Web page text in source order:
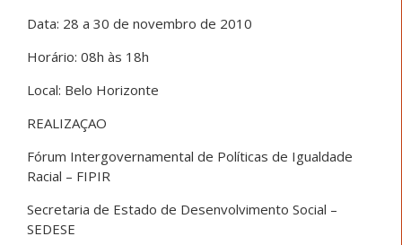
Data: 28 a 30 de novembro de 2010
Horário: 08h às 18h
Local: Belo Horizonte
REALIZAÇAO
Fórum Intergovernamental de Políticas de Igualdade
Racial – FIPIR
Secretaria de Estado de Desenvolvimento Social –
SEDESE